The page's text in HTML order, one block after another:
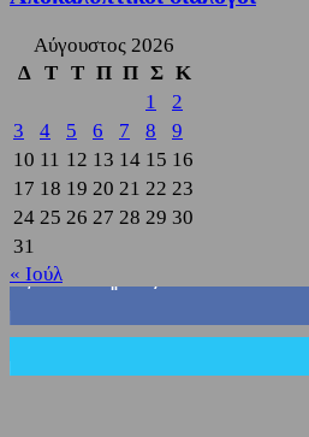
Αύγουστος 2026
Δ
Τ Τ Π Π Σ Κ
1
2
3
4 5 6 7 8
9
10 11 12 13 14 15 16
17 18 19 20 21 22 23
24 25 26 27 28 29 30
31
« Ιούλ
3,822